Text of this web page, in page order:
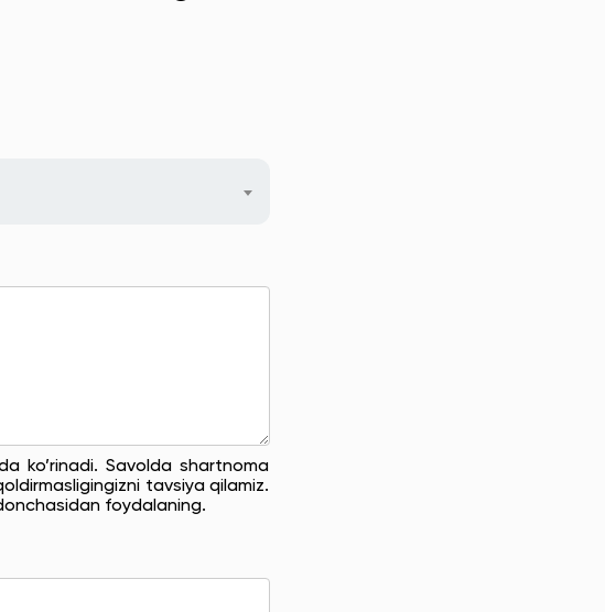
ko’rinadi. Savolda shartnoma
tavsiya qilamiz.
foydalaning.